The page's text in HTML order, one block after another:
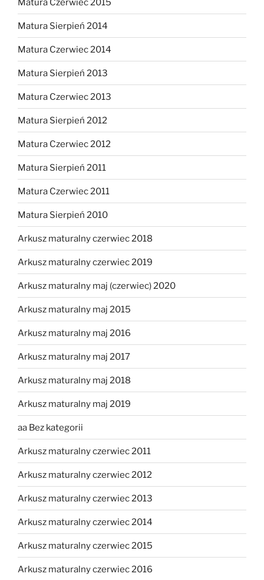
Matura Sierpień 2014
Matura Czerwiec 2014
Matura Sierpień 2013
Matura Czerwiec 2013
Matura Sierpień 2012
Matura Czerwiec 2012
Matura Sierpień 2011
Matura Czerwiec 2011
Matura Sierpień 2010
Arkusz maturalny czerwiec 2018
Arkusz maturalny czerwiec 2019
Arkusz maturalny maj (czerwiec) 2020
Arkusz maturalny maj 2015
Arkusz maturalny maj 2016
Arkusz maturalny maj 2017
Arkusz maturalny maj 2018
Arkusz maturalny maj 2019
aa Bez kategorii
Arkusz maturalny czerwiec 2011
Arkusz maturalny czerwiec 2012
Arkusz maturalny czerwiec 2013
Arkusz maturalny czerwiec 2014
Arkusz maturalny czerwiec 2015
Arkusz maturalny czerwiec 2016